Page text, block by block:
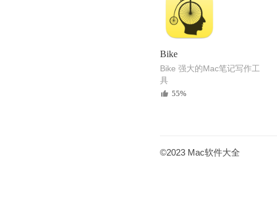
Bike
Bike 强大的Mac笔记写作工
具
55%
©2023 Mac软件大全